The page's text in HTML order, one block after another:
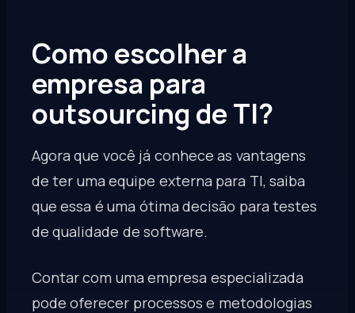
Como escolher a
empresa para
outsourcing de TI?
Agora que você já conhece as vantagens
de ter uma equipe externa para TI, saiba
que essa é uma ótima decisão para testes
de qualidade de software.
Contar com uma empresa especializada
pode oferecer processos e metodologias